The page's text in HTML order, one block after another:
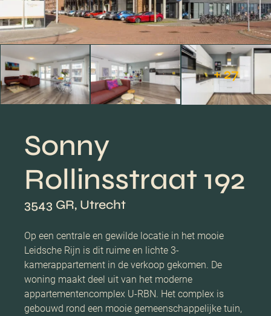
+ 27
Sonny
Rollinsstraat 192
3543 GR, Utrecht
Op een centrale en gewilde locatie in het mooie
Leidsche Rijn is dit ruime en lichte 3-
kamerappartement in de verkoop gekomen. De
woning maakt deel uit van het moderne
appartementencomplex U-RBN. Het complex is
gebouwd rond een mooie gemeenschappelijke tuin,